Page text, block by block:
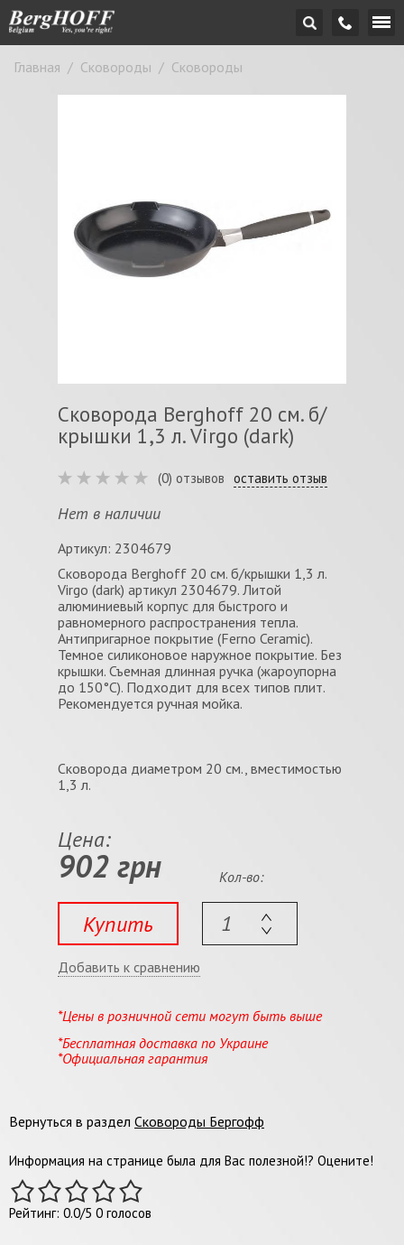
Главная / Сковороды / Сковороды
Сковорода Berghoff 20 см. б/
крышки 1,3 л. Virgo (dark)
(0) отзывов оставить отзыв
Нет в наличии
Артикул: 2304679
Сковорода Berghoff 20 см. б/крышки 1,3 л.
Virgo (dark) артикул 2304679. Литой
алюминиевый корпус для быстрого и
равномерного распространения тепла.
Антипригарное покрытие (Ferno Ceramic).
Темное силиконовое наружное покрытие. Без
крышки. Съемная длинная ручка (жароупорна
до 150°С). Подходит для всех типов плит.
Рекомендуется ручная мойка.
Сковорода диаметром 20 см., вместимостью
1,3 л.
Цена:
902 грн
Купить
Кол-во:
Добавить к сравнению
*Цены в розничной сети могут быть выше
*Бесплатная доставка по Украине
*Официальная гарантия
Вернуться в раздел Сковороды Бергофф
Информация на странице была для Вас полезной!? Оцените!
Рейтинг: 0.0/5 0 голосов